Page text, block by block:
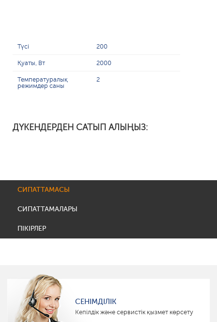
Түсі 200
Қуаты, Вт 2000
Температуралық
режимдер саны
2
ДҮКЕНДЕРДЕН САТЫП АЛЫҢЫЗ:
СИПАТТАМАСЫ
СИПАТТАМАЛАРЫ
ПІКІРЛЕР
СЕНІМДІЛІК
Кепілдік және сервистік қызмет көрсету